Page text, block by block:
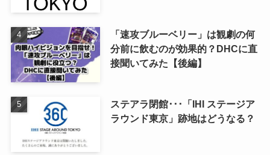
「速攻ブルーベリー」は観劇の何
分前に飲むのが効果的？DHCに直
接聞いてみた【後編】
ステアラ閉館･･･「IHI ステージア
ラウンド東京」跡地はどうなる？